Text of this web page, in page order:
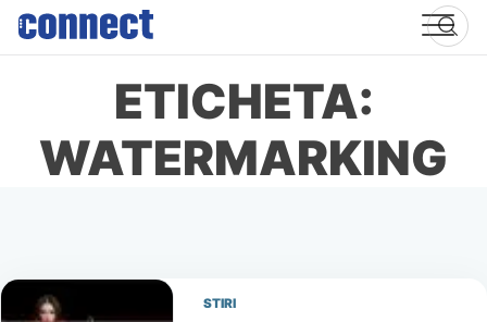
Skip
content
ETICHETA:
WATERMARKING
STIRI